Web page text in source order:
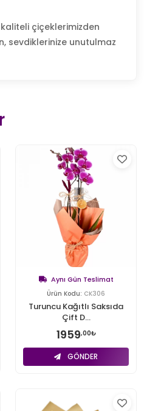
çiçeklerimizden
sevdiklerinize unutulmaz
Aynı Gün Teslimat
Ürün Kodu: CK306
Turuncu Kağıtlı Saksıda
Çift D...
1959,00₺
GÖNDER